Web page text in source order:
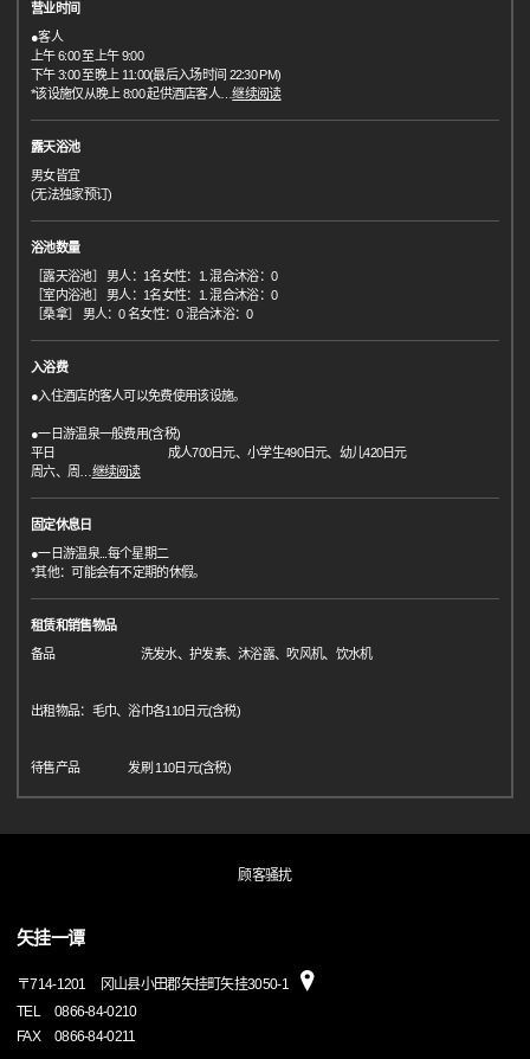
营业时间
●客人
上午 6:00 至上午 9:00
下午 3:00 至晚上 11:00(最后入场时间 22:30 PM)
*该设施仅从晚上 8:00 起供酒店客人 …继续阅读
露天浴池
男女皆宜
(无法独家预订)
浴池数量
［露天浴池］ 男人：1名女性：1. 混合沐浴：0
［室内浴池］ 男人：1名女性：1. 混合沐浴：0
［桑拿］ 男人：0 名女性：0 混合沐浴：0
入浴费
●入住酒店的客人可以免费使用该设施。
●一日游温泉一般费用(含税)
平日 成人700日元、小学生490日元、幼儿420日元
周六、周
继续阅读
固定休息日
●一日游温泉...每个星期二
*其他：可能会有不定期的休假。
租赁和销售物品
备品 洗发水、护发素、沐浴露、吹风机、饮水机
出租物品：毛巾、浴巾各110日元(含税)
待售产品 发刷 110日元(含税)
顾客骚扰
矢挂一谭
〒714-1201
冈山县小田郡矢挂町矢挂3050-1
TEL
0866-84-0210
FAX
0866-84-0211